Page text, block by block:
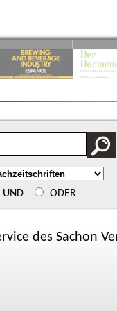
UND ODER
des Sachon